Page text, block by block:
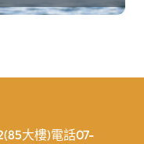
大樓)電話07-